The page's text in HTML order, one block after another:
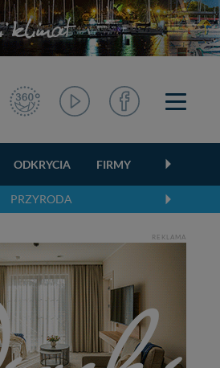
ODKRYCIA FIRMY
PRZYRODA
REKLAMA